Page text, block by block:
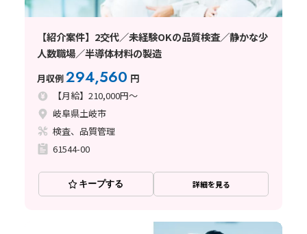
【紹介案件】2交代／未経験OKの品質検査／静かな少
人数職場／半導体材料の製造
月収例294,560 円
【月給】210,000円～
岐阜県土岐市
検査、品質管理
61544-00
キープする 詳細を見る